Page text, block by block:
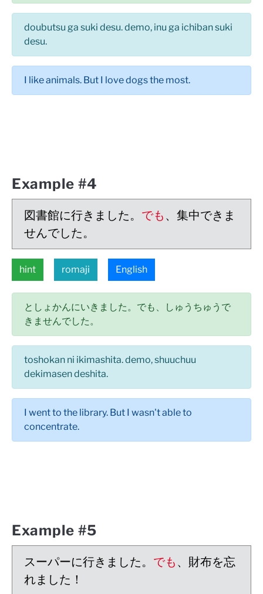
doubutsu ga suki desu. demo, inu ga ichiban suki
desu.
I like animals. But I love dogs the most.
Example #4
図書館に行きました。 でも 、集中できま
せんでした。
hint romaji English
としょかんにいきました。でも、しゅうちゅうで
きませんでした。
toshokan ni ikimashita. demo, shuuchuu
dekimasen deshita.
I went to the library. But I wasn't able to
concentrate.
Example #5
スーパーに行きました。 でも 、財布を忘
れました！